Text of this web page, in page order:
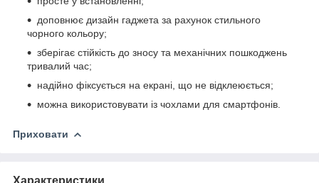
доповнює дизайн гаджета за рахунок стильного
чорного кольору;
зберігає стійкість до зносу та механічних пошкоджень
тривалий час;
надійно фіксується на екрані, що не відклеюється;
можна використовувати із чохлами для смартфонів.
Приховати
Характеристики